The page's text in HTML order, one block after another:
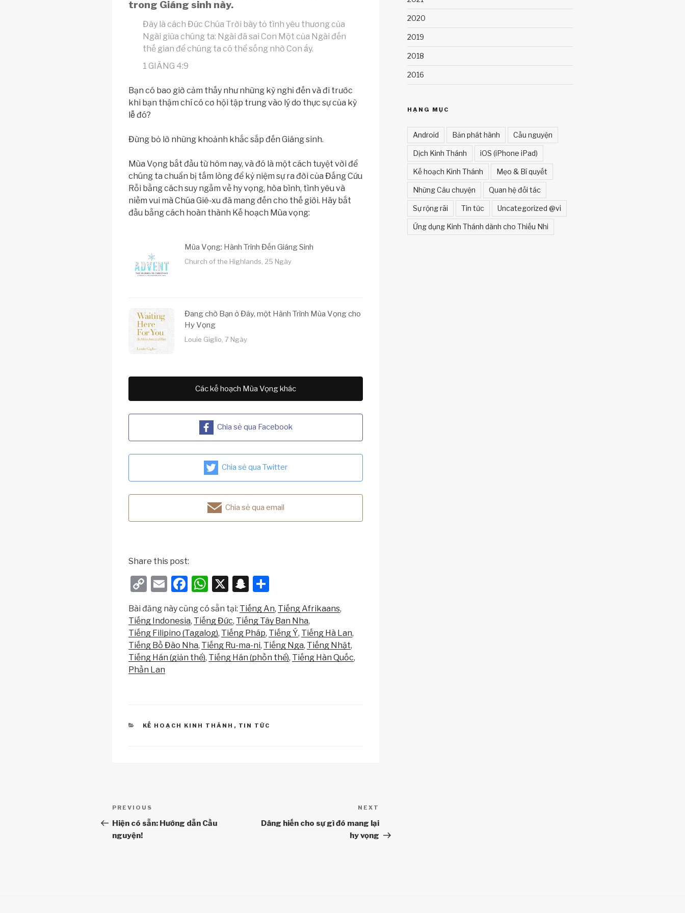
trong Giáng sinh này.
Đây là cách Đức Chúa Trời bày tỏ tình yêu thương của
Ngài giữa chúng ta: Ngài đã sai Con Một của Ngài đến
thế gian để chúng ta có thể sống nhờ Con ấy.
1 GIĂNG 4:9
Bạn có bao giờ cảm thấy như những kỳ nghỉ đến và đi trước
khi bạn thậm chí có cơ hội tập trung vào lý do thực sự của kỳ
lễ đó?
Đừng bỏ lỡ những khoảnh khắc sắp đến Giáng sinh.
Mùa Vọng bắt đầu từ hôm nay, và đó là một cách tuyệt vời để
chúng ta chuẩn bị tấm lòng để kỷ niệm sự ra đời của Đấng Cứu
Rỗi bằng cách suy ngẫm về hy vọng, hòa bình, tình yêu và
niềm vui mà Chúa Giê-xu đã mang đến cho thế giới. Hãy bắt
đầu bằng cách hoàn thành Kế hoạch Mùa vọng:
Mùa Vọng: Hành Trình Đến Giáng Sinh
Church of the Highlands, 25 Ngày
Đang chờ Bạn ở Đây, một Hành Trình Mùa Vọng cho
Hy Vọng
Louie Giglio, 7 Ngày
Các kế hoạch Mùa Vọng khác
Chia sẻ qua Facebook
Chia sẻ qua Twitter
Chia sẻ qua email
Share this post:
C
o
p
y
Li
n
E
m
ail
F
c
e
b
o
W
h
at
s
A
p
X
S
n
a
p
c
h
ar
e
Bài đăng này cũng có sẵn tại: Tiếng An Tiếng Afrikaans
Tiếng Indonesia Tiếng Đức Tiếng Tây Ban Nha
Tiếng Filipino (Tagalog) Tiếng Pháp Tiếng Ý Tiếng Hà Lan
Tiếng Bồ Đào Nha Tiếng Ru-ma-ni Tiếng Nga Tiếng Nhật
Tiếng Hán (giản thể) Tiếng Hán (phồn thể) Tiếng Hàn Quốc
Phần Lan
CATEGORIES
KẾ HOẠCH KINH THÁNH , TIN TỨC
Điều
hướng
bài
Previous
Post
PREVIOUS
Hiện có sẵn: Hướng dẫn Cầu
nguyện!
Post
NEXT
Dâng hiến cho sự gì đó mang lại
hy vọng
2020
2019
2018
2016
HẠNG MỤC
Android Bản phát hành Cầu nguyện
Dịch Kinh Thánh iOS (iPhone iPad)
Kế hoạch Kinh Thánh Mẹo & Bí quyết
Những Câu chuyện Quan hệ đối tác
Sự rộng rãi Tin tức Uncategorized @vi
Ứng dụng Kinh Thánh dành cho Thiếu Nhi